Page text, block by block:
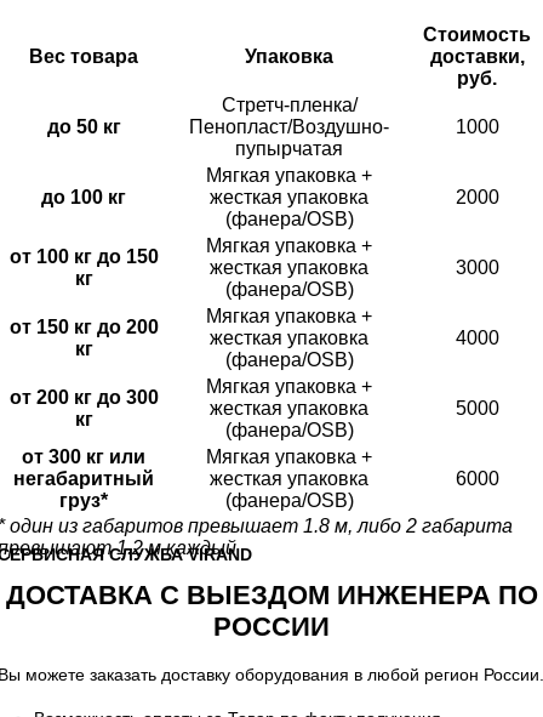
Вес товара Упаковка
Стоимость
доставки,
руб.
до 50 кг
Стретч-пленка/
Пенопласт/Воздушно-
пупырчатая
1000
до 100 кг
Мягкая упаковка +
жесткая упаковка
(фанера/OSB)
2000
от 100 кг до 150
кг
Мягкая упаковка +
жесткая упаковка
(фанера/OSB)
3000
от 150 кг до 200
кг
Мягкая упаковка +
жесткая упаковка
(фанера/OSB)
4000
от 200 кг до 300
кг
Мягкая упаковка +
жесткая упаковка
(фанера/OSB)
5000
от 300 кг или
негабаритный
груз*
Мягкая упаковка +
жесткая упаковка
(фанера/OSB)
6000
один из габаритов превышает 1.8 м, либо 2 габарита
1.2 м каждый
СЛУЖБА VIRAND
ДОСТАВКА С ВЫЕЗДОМ ИНЖЕНЕРА ПО
РОССИИ
можете заказать доставку оборудования в любой регион России.